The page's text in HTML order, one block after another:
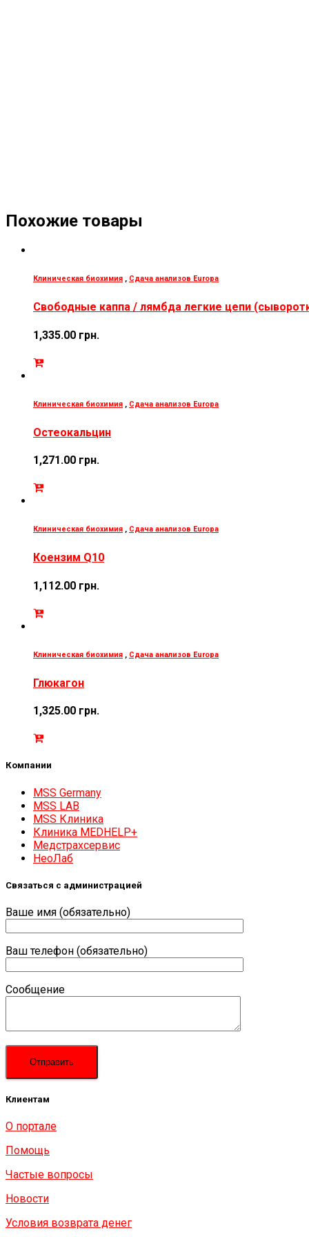
Похожие товары
Клиническая биохимия , Сдача анализов Europa
Свободные каппа / лямбда легкие цепи
1,335.00 грн.
Клиническая биохимия , Сдача анализов Europa
Остеокальцин
1,271.00 грн.
Клиническая биохимия , Сдача анализов Europa
Коензим Q10
1,112.00 грн.
Клиническая биохимия , Сдача анализов Europa
Глюкагон
1,325.00 грн.
Компании
MSS Germany
MSS LAB
MSS Клиника
Клиника MEDHELP+
Медстрахсервис
НеоЛаб
Связаться с администрацией
Ваше имя (обязательно)
Ваш телефон (обязательно)
Сообщение
Клиентам
О портале
Помощь
Частые вопросы
Новости
Условия возврата денег